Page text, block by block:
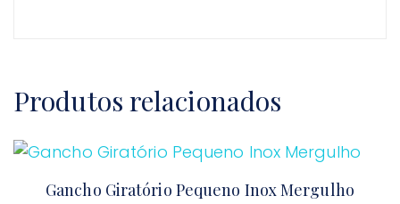
Produtos relacionados
Gancho Giratório Pequeno Inox Mergulho